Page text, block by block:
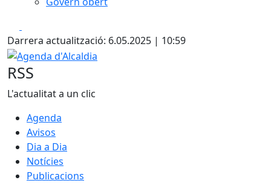
Darrera actualització: 6.05.2025 | 10:59
Agenda d'Alcaldia
RSS
L'actualitat a un clic
Agenda
Avisos
Dia a Dia
Notícies
Publicacions